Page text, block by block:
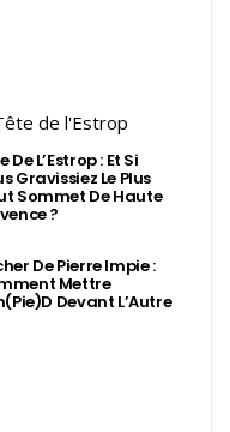
De L’Estrop : Et Si
Gravissiez Le Plus
Sommet De Haute
?
De Pierre Impie :
Mettre
Devant L’Autre